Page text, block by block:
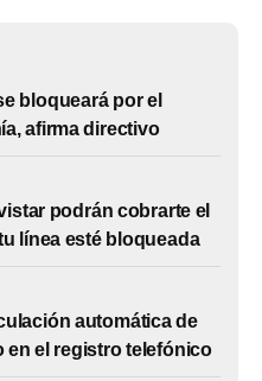
bloqueará por el
afirma directivo
podrán cobrarte el
línea esté bloqueada
automática de
en el registro telefónico